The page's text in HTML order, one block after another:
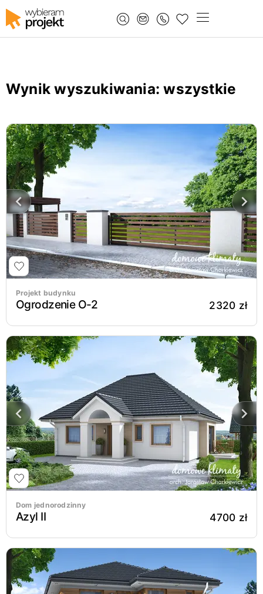
Wynik wyszukiwania: wszystkie
Projekt budynku
Ogrodzenie O-2 2320 zł
Dom jednorodzinny
Azyl II 4700 zł